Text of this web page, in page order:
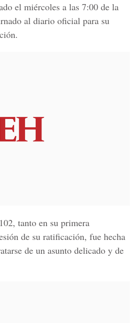
el miércoles a las 7:00 de la
al diario oficial para su
tanto en su primera
de su ratificación, fue hecha
de un asunto delicado y de